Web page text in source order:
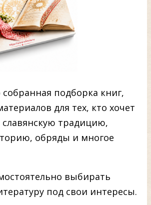
подборка книг,
для тех, кто хочет
славянскую традицию,
обряды и многое
выбирать
под свои интересы.